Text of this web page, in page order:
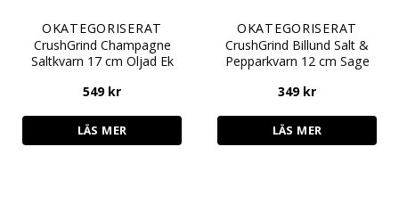
OKATEGORISERAT
CrushGrind Champagne
Saltkvarn 17 cm Oljad Ek
549 kr
LÄS MER
OKATEGORISERAT
CrushGrind Billund Salt &
Pepparkvarn 12 cm Sage
349 kr
LÄS MER